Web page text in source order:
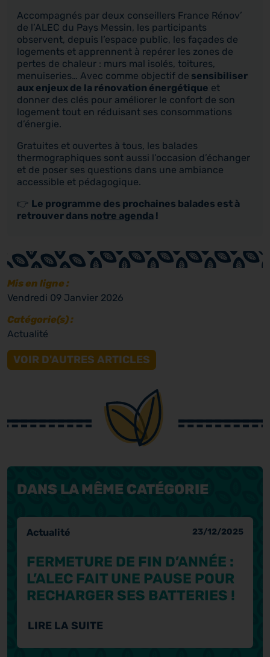
Accompagnés par deux conseillers France Rénov’
de l’ALEC du Pays Messin, les participants
observent, depuis l’espace public, les façades de
logements et apprennent à repérer les zones de
pertes de chaleur : murs mal isolés, toitures,
menuiseries… Avec comme objectif de sensibiliser
aux enjeux de la rénovation énergétique et
donner des clés pour améliorer le confort de son
logement tout en réduisant ses consommations
d’énergie.
Gratuites et ouvertes à tous, les balades
thermographiques sont aussi l’occasion d’échanger
et de poser ses questions dans une ambiance
accessible et pédagogique.
👉 Le programme des prochaines balades est à
retrouver dans notre agenda !
Mis en ligne :
Vendredi 09 Janvier 2026
Catégorie(s) :
Actualité
VOIR D'AUTRES ARTICLES
DANS LA MÊME CATÉGORIE
Actualité 23/12/2025
FERMETURE DE FIN D’ANNÉE :
L’ALEC FAIT UNE PAUSE POUR
RECHARGER SES BATTERIES !
LIRE LA SUITE